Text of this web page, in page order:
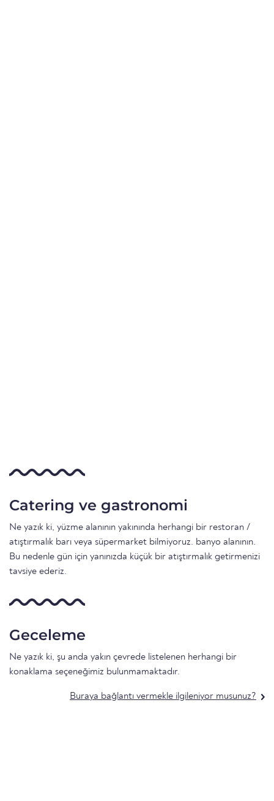
Catering ve gastronomi
Ne yazık ki, yüzme alanının yakınında herhangi bir restoran /
atıştırmalık barı veya süpermarket bilmiyoruz. banyo alanının.
Bu nedenle gün için yanınızda küçük bir atıştırmalık getirmenizi
tavsiye ederiz.
Geceleme
Ne yazık ki, şu anda yakın çevrede listelenen herhangi bir
konaklama seçeneğimiz bulunmamaktadır.
Buraya bağlantı vermekle ilgileniyor musunuz?